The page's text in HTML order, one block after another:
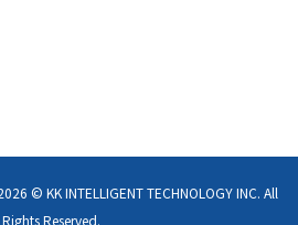
© KK INTELLIGENT TECHNOLOGY INC. All
Rights Reserved.